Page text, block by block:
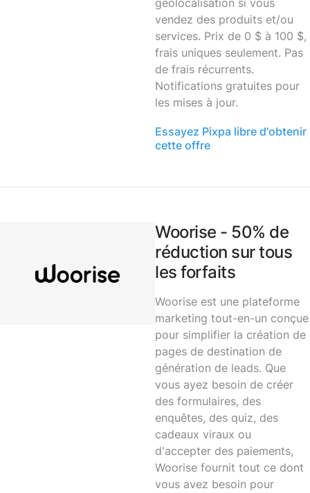
géolocalisation si vous
vendez des produits et/ou
services. Prix ​​de 0 $ à 100 $,
frais uniques seulement. Pas
de frais récurrents.
Notifications gratuites pour
les mises à jour.
Essayez Pixpa libre d'obtenir
cette offre
Woorise - 50% de
réduction sur tous
les forfaits
Woorise est une plateforme
marketing tout-en-un conçue
pour simplifier la création de
pages de destination de
génération de leads. Que
vous ayez besoin de créer
des formulaires, des
enquêtes, des quiz, des
cadeaux viraux ou
d'accepter des paiements,
Woorise fournit tout ce dont
vous avez besoin pour